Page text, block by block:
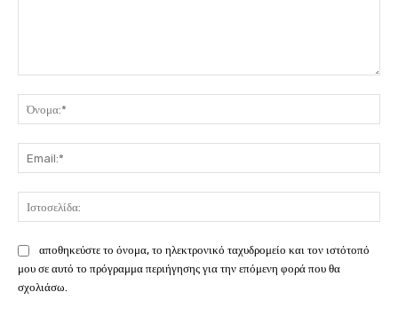
αποθηκεύστε το όνομα, το ηλεκτρονικό ταχυδρομείο και τον ιστότοπό
μου σε αυτό το πρόγραμμα περιήγησης για την επόμενη φορά που θα
σχολιάσω.